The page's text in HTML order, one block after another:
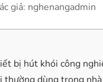
giả: nghenangadmin
bị hút khói công